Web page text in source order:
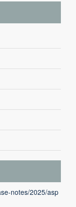
notes/2025/asp